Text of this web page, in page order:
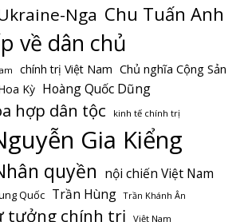
Nga Chu Tuấn Anh
về dân chủ
chính trị Việt Nam Chủ nghĩa Cộng Sản
Kỳ Hoàng Quốc Dũng
hợp dân tộc kinh tế chính trị
Gia Kiểng
quyền nội chiến Việt Nam
Quốc Trần Hùng Trần Khánh Ân
tưởng chính trị Việt Nam